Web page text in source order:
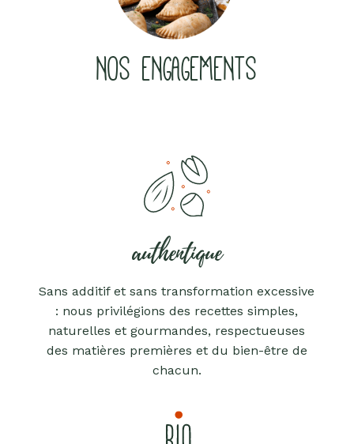
NOS ENGAGEMENTS
authentique
Sans additif et sans transformation excessive
: nous privilégions des recettes simples,
naturelles et gourmandes, respectueuses
des matières premières et du bien-être de
chacun.